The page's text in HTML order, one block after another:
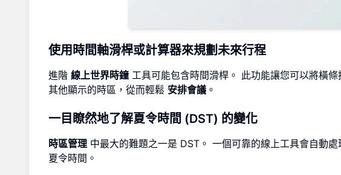
使用時間軸滑桿或計算器來規劃未來行程
進階 線上世界時鐘工具可能包含時間滑桿。 此功能讓您可以將橫
其他顯示的時區，從而輕鬆 安排會議 。
一目瞭然地了解夏令時間 (DST) 的變化
時區管理 中最大的難題之一是 DST。 一個可靠的線上工具會自動
夏令時間。